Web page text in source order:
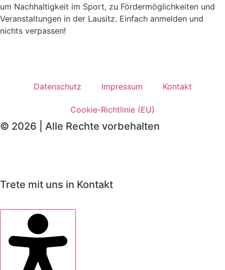
um Nachhaltigkeit im Sport, zu Fördermöglichkeiten und
Veranstaltungen in der Lausitz. Einfach anmelden und
nichts verpassen!
Datenschutz Impressum Kontakt
Cookie-Richtlinie (EU)
© 2026 | Alle Rechte vorbehalten
Trete mit uns in Kontakt